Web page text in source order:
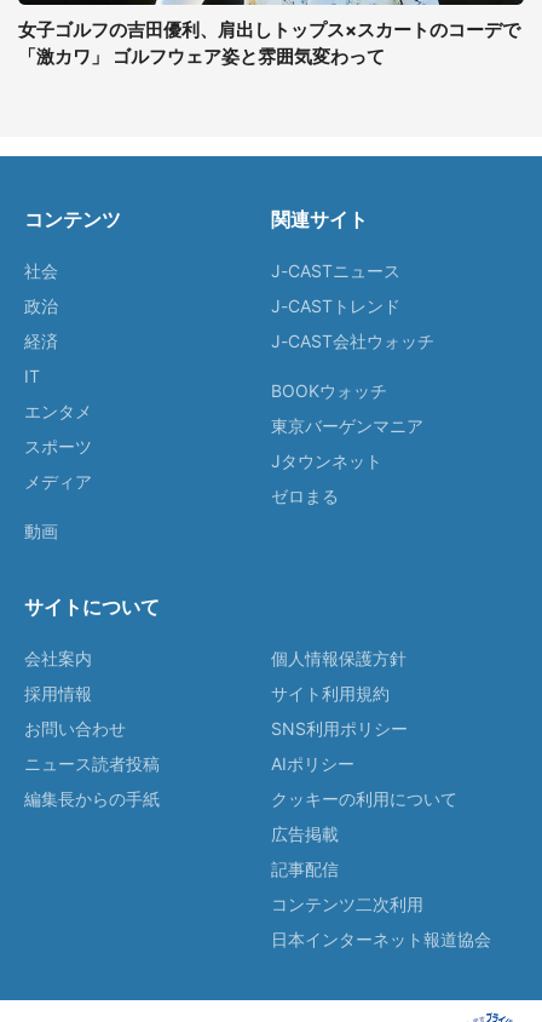
女子ゴルフの吉田優利、肩出しトップス×スカートのコーデで
「激カワ」 ゴルフウェア姿と雰囲気変わって
コンテンツ
社会
政治
経済
IT
エンタメ
スポーツ
メディア
動画
関連サイト
J-CASTニュース
J-CASTトレンド
J-CAST会社ウォッチ
BOOKウォッチ
東京バーゲンマニア
Jタウンネット
ゼロまる
サイトについて
会社案内
採用情報
お問い合わせ
ニュース読者投稿
編集長からの手紙
個人情報保護方針
サイト利用規約
SNS利用ポリシー
AIポリシー
クッキーの利用について
広告掲載
記事配信
コンテンツ二次利用
日本インターネット報道協会